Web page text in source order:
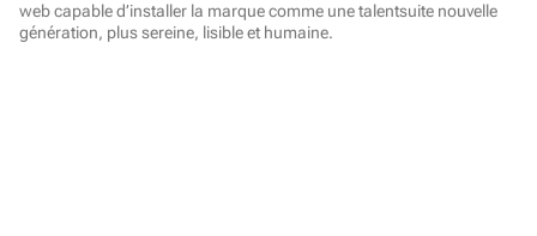
web capable d’installer la marque comme une talentsuite nouvelle
génération, plus sereine, lisible et humaine.